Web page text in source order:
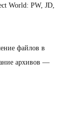
World: PW, JD,
файлов в
архивов —